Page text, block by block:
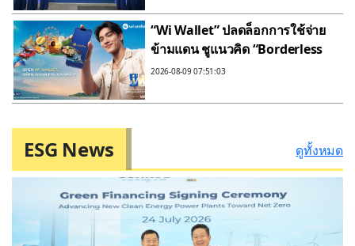
with You” หนุนลูกค้าเติบโตอย่าง
มั่นคงในยุคดิจิทัล
“Wi Wallet” ปลดล็อกการใช้จ่าย
ข้ามแดน ชูแนวคิด “Borderless
Access, Seamless Journey” ยก
Scan & Pay Like a Local ผ่าน
2026-08-09 07:51:03
ESG News ดูทั้งหมด